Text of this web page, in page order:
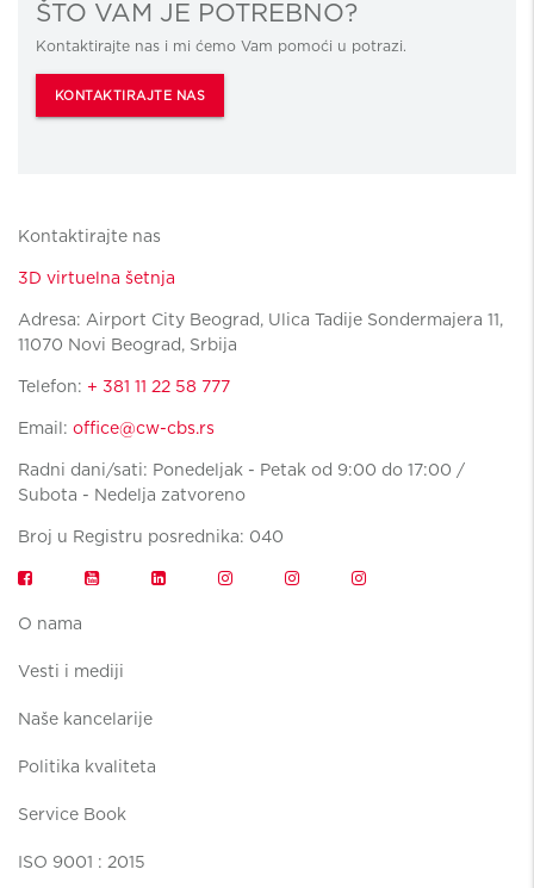
ŠTO VAM JE POTREBNO?
Kontaktirajte nas i mi ćemo Vam pomoći u potrazi.
KONTAKTIRAJTE NAS
Kontaktirajte nas
3D virtuelna šetnja
Adresa: Airport City Beograd, Ulica Tadije Sondermajera 11,
11070 Novi Beograd, Srbija
Telefon: + 381 11 22 58 777
Email: office@cw-cbs.rs
Radni dani/sati: Ponedeljak - Petak od 9:00 do 17:00 /
Subota - Nedelja zatvoreno
Broj u Registru posrednika: 040
O nama
Vesti i mediji
Naše kancelarije
Politika kvaliteta
Service Book
ISO 9001 : 2015